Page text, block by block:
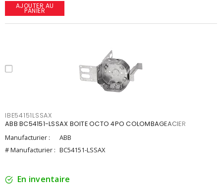
AJOUTER AU
PANIER
IBE54151LSSAX
ABB BC54151-LSSAX BOITE OCTO 4PO COLOMBAGEACIER
Manufacturier :
ABB
# Manufacturier : BC54151-LSSAX
En inventaire